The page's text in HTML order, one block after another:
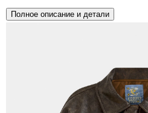
Полное описание и детали